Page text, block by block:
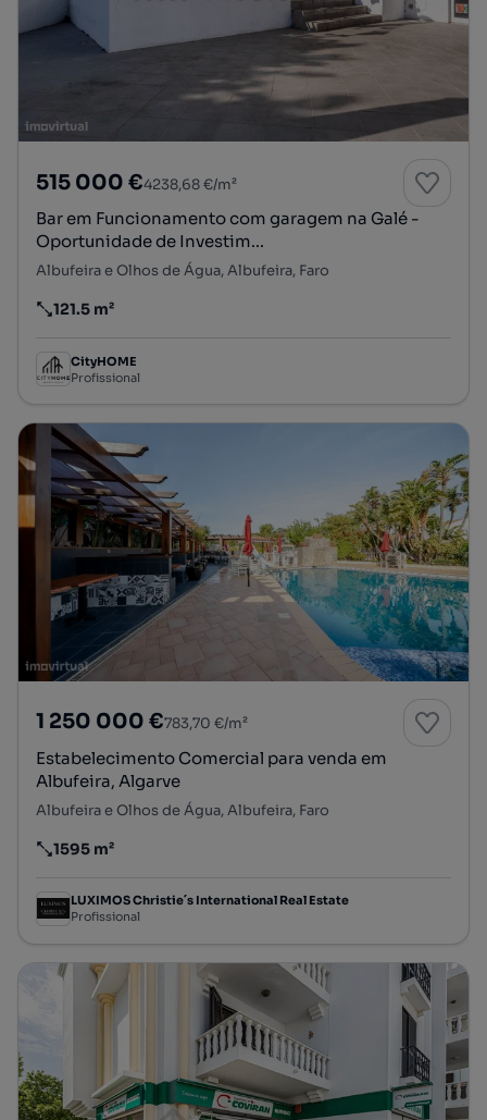
515 000 €4238,68 €/m²
Bar em Funcionamento com garagem na Galé -
Oportunidade de Investim...
Albufeira e Olhos de Água, Albufeira, Faro
Preço por metro quadrado
121.5 m²
CityHOME
Profissional
1 250 000 €783,70 €/m²
Estabelecimento Comercial para venda em
Albufeira, Algarve
Albufeira e Olhos de Água, Albufeira, Faro
Preço por metro quadrado
1595 m²
LUXIMOS Christie´s International Real Estate
Profissional